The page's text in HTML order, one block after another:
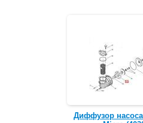
Диффузор